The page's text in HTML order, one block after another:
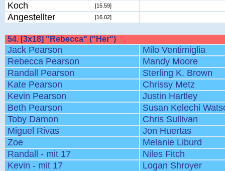
Koch
[15.59]
Angestellter [16.02]
54. [3x18] "Rebecca" ("Her")
Jack Pearson
Milo Ventimiglia
Rebecca Pearson
Mandy Moore
Randall Pearson
Sterling K. Brown
Kate Pearson
Chrissy Metz
Kevin Pearson
Justin Hartley
Beth Pearson
Susan Kelechi
Toby Damon
Chris Sullivan
Miguel Rivas
Jon Huertas
Zoe
Melanie Liburd
Randall - mit 17
Niles Fitch
Kevin - mit 17
Logan Shroyer